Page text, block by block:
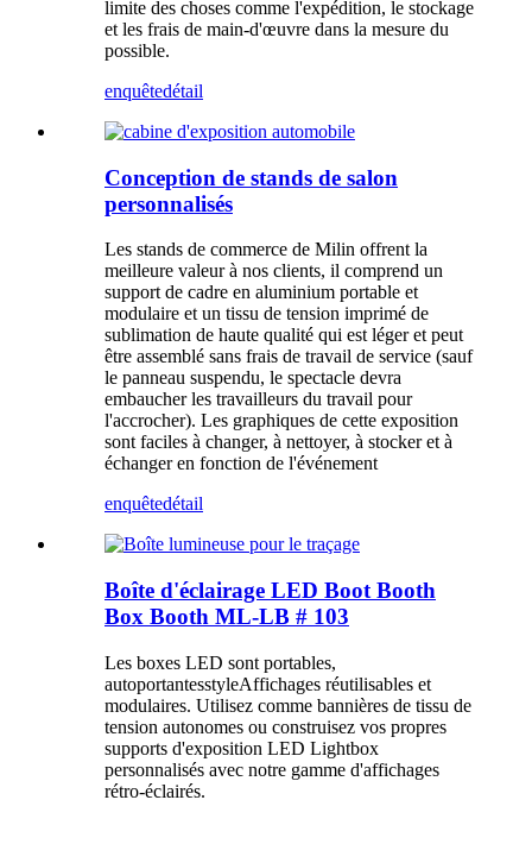
limite des choses comme l'expédition, le stockage
et les frais de main-d'œuvre dans la mesure du
possible.
enquêtedétail
Conception de stands de salon
personnalisés
Les stands de commerce de Milin offrent la
meilleure valeur à nos clients, il comprend un
support de cadre en aluminium portable et
modulaire et un tissu de tension imprimé de
sublimation de haute qualité qui est léger et peut
être assemblé sans frais de travail de service (sauf
le panneau suspendu, le spectacle devra
embaucher les travailleurs du travail pour
l'accrocher). Les graphiques de cette exposition
sont faciles à changer, à nettoyer, à stocker et à
échanger en fonction de l'événement
enquêtedétail
Boîte d'éclairage LED Boot Booth
Box Booth ML-LB # 103
Les boxes LED sont portables,
autoportantesstyleAffichages réutilisables et
modulaires. Utilisez comme bannières de tissu de
tension autonomes ou construisez vos propres
supports d'exposition LED Lightbox
personnalisés avec notre gamme d'affichages
rétro-éclairés.